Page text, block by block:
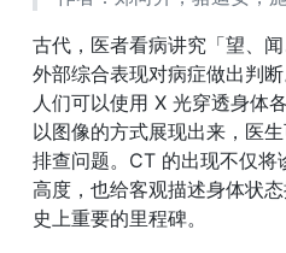
古代，医者看病讲究「望、
外部综合表现对病症做出判
人们可以使用 X 光穿透身体
以图像的方式展现出来，医
排查问题。CT 的出现不仅将
高度，也给客观描述身体状
史上重要的里程碑。